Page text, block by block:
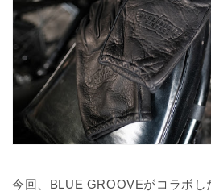
今回、BLUE GROOVEがコラボし